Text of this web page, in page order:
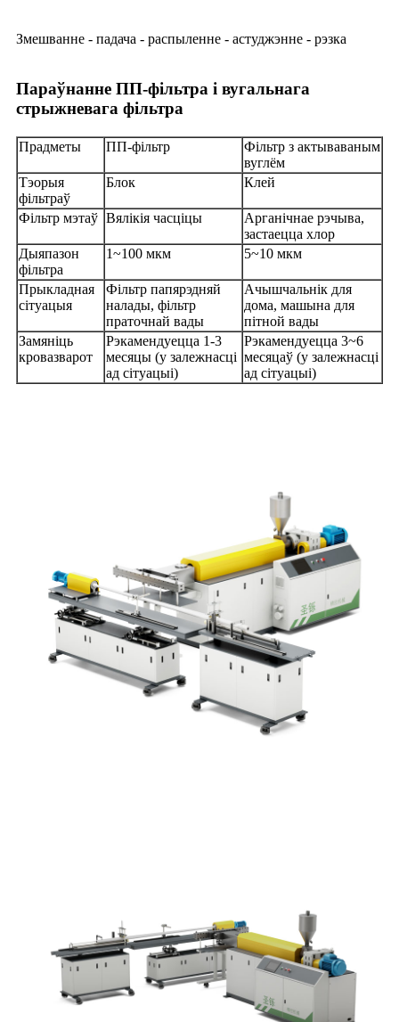
Змешванне - падача - распыленне - астуджэнне - рэзка
Параўнанне ПП-фільтра і вугальнага
стрыжневага фільтра
Прадметы ПП-фільтр
Фільтр з актываваным
вуглём
Тэорыя
фільтраў
Блок Клей
Фільтр мэтаў Вялікія часціцы
Арганічнае рэчыва,
застаецца хлор
Дыяпазон
фільтра
1~100 мкм 5~10 мкм
Прыкладная
сітуацыя
Фільтр папярэдняй
налады, фільтр
праточнай вады
Ачышчальнік для
дома, машына для
пітной вады
Замяніць
кровазварот
Рэкамендуецца 1-3
месяцы (у залежнасці
ад сітуацыі)
Рэкамендуецца 3~6
месяцаў (у залежнасці
ад сітуацыі)